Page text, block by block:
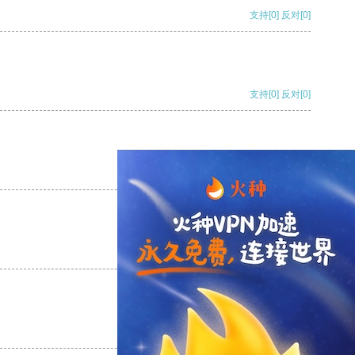
支持[0] 反对[0]
支持[0] 反对[0]
支持 [0] 反对[0]
支持[0] 反对